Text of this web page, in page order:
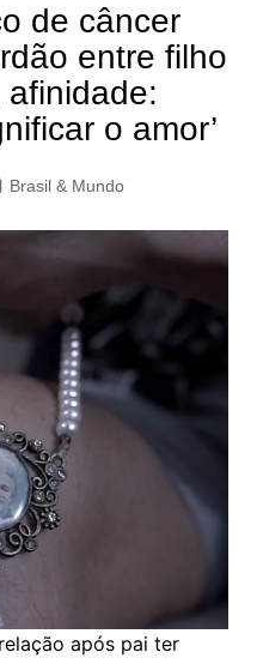
de câncer
entre filho
o amor’
Brasil & Mundo
após pai ter